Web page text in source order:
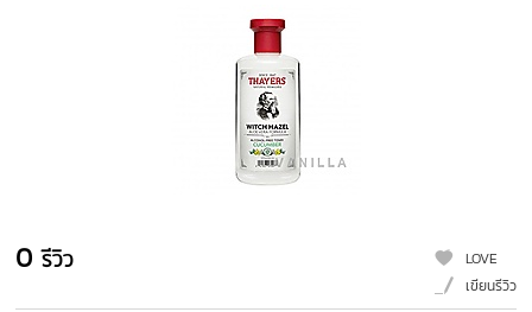
0 รีวิว
LOVE
เขียนรีวิว